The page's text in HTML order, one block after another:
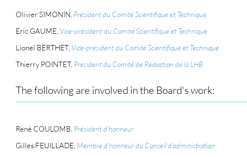
Olivier SIMONIN, Président du Comité Scientifique et Technique
Eric GAUME, Vice-président du Comité Scientifique et Technique
Lionel BERTHET, Vice-président du Comité Scientifique et Technique
Thierry POINTET, Président du Comité de Rédaction de la LHB
The following are involved in the Board's work:
René COULOMB, Président d’honneur
Gilles FEUILLADE, Membre d’honneur du Conseil d’administration